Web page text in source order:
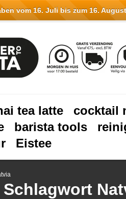
tea latte
cocktail
barista tools
Eistee
vom 16. Juli bis zum 16.